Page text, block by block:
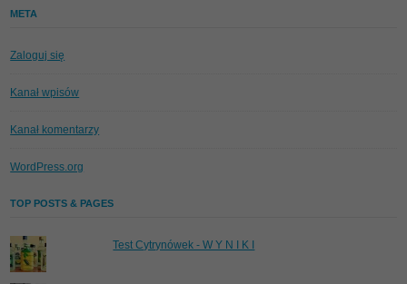
META
Zaloguj się
Kanał wpisów
Kanał komentarzy
WordPress.org
TOP POSTS & PAGES
Test Cytrynówek - W Y N I K I